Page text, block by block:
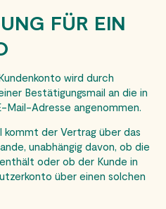
FÜR EIN
wird durch
Bestätigungsmail an die in
Mail-Adresse angenommen.
kommt der Vertrag über das
unabhängig davon, ob die
oder ob der Kunde in
über einen solchen